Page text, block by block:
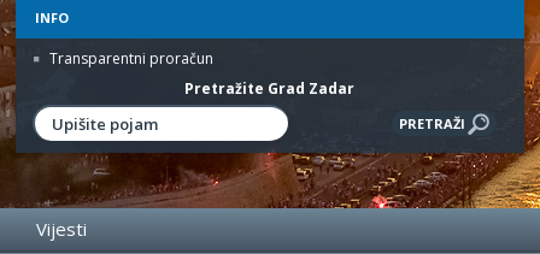
INFO
Transparentni proračun
Pretražite Grad Zadar
Vijesti